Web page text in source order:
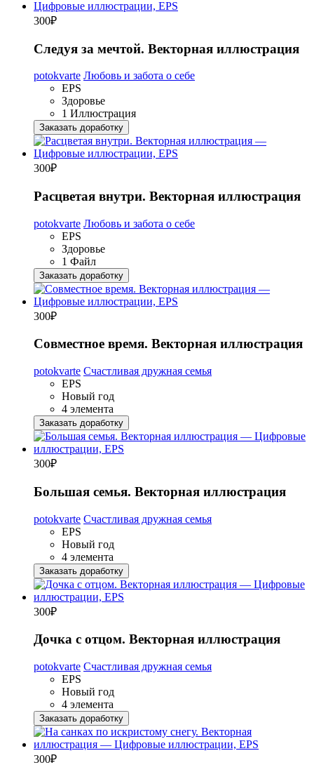
300₽
Следуя за мечтой. Векторная иллюстрация
potokvarte Любовь и забота о себе
EPS
Здоровье
1 Иллюстрация
Заказать доработку
300₽
Расцветая внутри. Векторная иллюстрация
potokvarte Любовь и забота о себе
EPS
Здоровье
1 Файл
Заказать доработку
300₽
Совместное время. Векторная иллюстрация
potokvarte Счастливая дружная семья
EPS
Новый год
4 элемента
Заказать доработку
300₽
Большая семья. Векторная иллюстрация
potokvarte Счастливая дружная семья
EPS
Новый год
4 элемента
Заказать доработку
300₽
Дочка с отцом. Векторная иллюстрация
potokvarte Счастливая дружная семья
EPS
Новый год
4 элемента
Заказать доработку
300₽